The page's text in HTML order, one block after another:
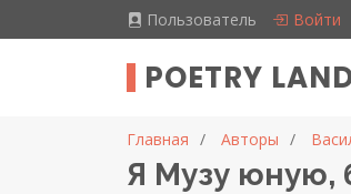
Пользователь Войти
POETRY
Главная Авторы
Я Музу юную,